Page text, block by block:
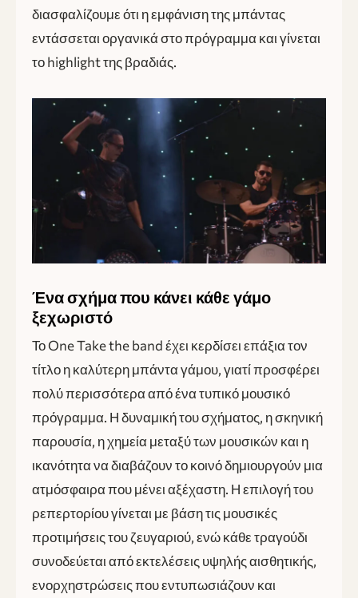
διασφαλίζουμε ότι η εμφάνιση της μπάντας
εντάσσεται οργανικά στο πρόγραμμα και γίνεται
το highlight της βραδιάς.
Ένα σχήμα που κάνει κάθε γάμο
ξεχωριστό
Το One Take the band έχει κερδίσει επάξια τον
τίτλο η καλύτερη μπάντα γάμου, γιατί προσφέρει
πολύ περισσότερα από ένα τυπικό μουσικό
πρόγραμμα. Η δυναμική του σχήματος, η σκηνική
παρουσία, η χημεία μεταξύ των μουσικών και η
ικανότητα να διαβάζουν το κοινό δημιουργούν μια
ατμόσφαιρα που μένει αξέχαστη. Η επιλογή του
ρεπερτορίου γίνεται με βάση τις μουσικές
προτιμήσεις του ζευγαριού, ενώ κάθε τραγούδι
συνοδεύεται από εκτελέσεις υψηλής αισθητικής,
ενορχηστρώσεις που εντυπωσιάζουν και